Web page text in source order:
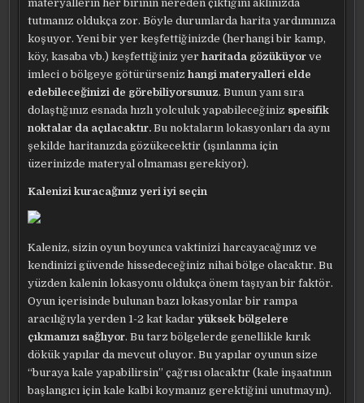
materyallerin her birinin nereden çıktığını aklınızda
tutmanız oldukça zor. Böyle durumlarda harita yardımınıza
koşuyor. Yeni bir yer keşfettiğinizde (herhangi bir kamp,
köy, kasaba vb.) keşfettiğiniz yerharitada gözüküyor ve
imleci o bölgeye götürürsenizhangi materyalleri elde
edebileceğinizi de görebiliyorsunuz. Bunun yanı sıra
dolaştığınız esnada hızlı yolculuk yapabileceğiniz spesifik
noktalar da açılacaktır. Bu noktaların lokasyonları da aynı
şekilde haritanızda gözükecektir (ışınlanma için
üzerinizde materyal olmaması gerekiyor).
Kalenizi kuracağınız yeri iyi seçin
Kaleniz, sizin oyun boyunca vaktinizi harcayacağınız ve
kendinizi güvende hissedeceğiniz nihai bölge olacaktır. Bu
yüzden kalenin lokasyonu oldukça önem taşıyan bir faktör.
Oyun içerisinde bulunan bazı lokasyonlar bir rampa
aracılığıyla yerden 1-2 kat kadaryüksek bölgelere
çıkmanızı sağlıyor. Bu tarz bölgelerde genellikle kırık
dökük yapılar da mevcut oluyor. Bu yapılar oyunun size
“buraya kale yapabilirsin” çağrısı olacaktır (kale inşaatının
başlangıcı için kale kalbi koymanız gerektiğini unutmayın).